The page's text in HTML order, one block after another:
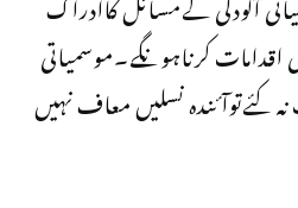
کرناہونگے۔موسمیاتی
نہ کئےتوآئندہ نسلیں معاف نہیں